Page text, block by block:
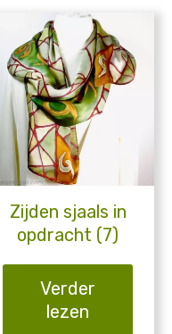
Zijden sjaals in
opdracht (7)
Verder
lezen